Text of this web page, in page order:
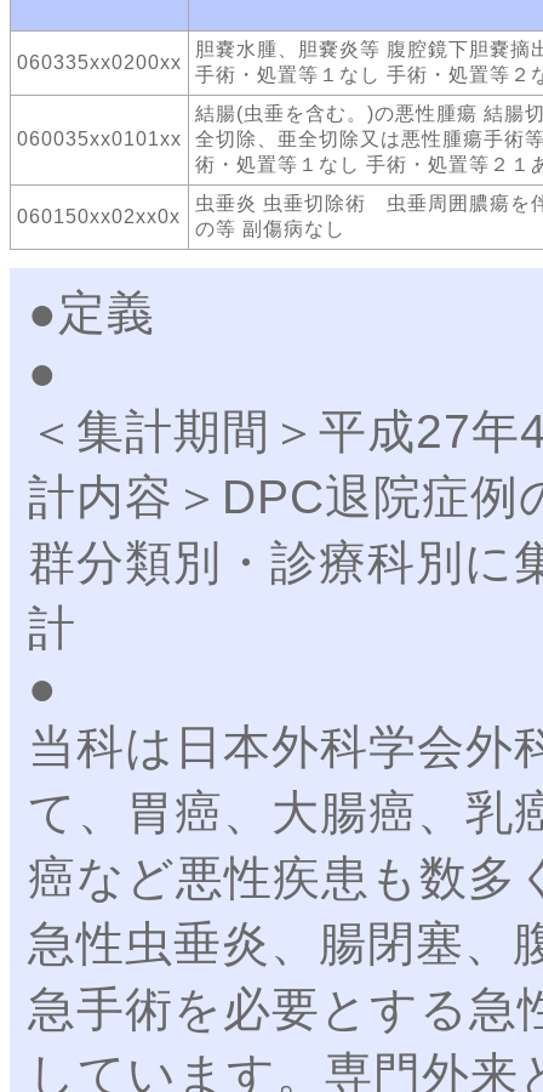
060335xx0200xx
胆嚢水腫、胆嚢炎等 腹腔鏡下胆嚢摘
手術・処置等１なし 手術・処置等２
060035xx0101xx
結腸(虫垂を含む。)の悪性腫瘍 結
全切除、亜全切除又は悪性腫瘍手術
術・処置等１なし 手術・処置等２１
060150xx02xx0x
虫垂炎 虫垂切除術 虫垂周囲膿瘍を
の等 副傷病なし
●定義
＜集計期間＞平成27
計内容＞DPC退院症
群分類別・診療科別に
計 ●
当科は日本外科学会外
て、胃癌、大腸癌、乳
癌など悪性疾患も数多
急性虫垂炎、腸閉塞、
急手術を必要とする急
しています。専門外